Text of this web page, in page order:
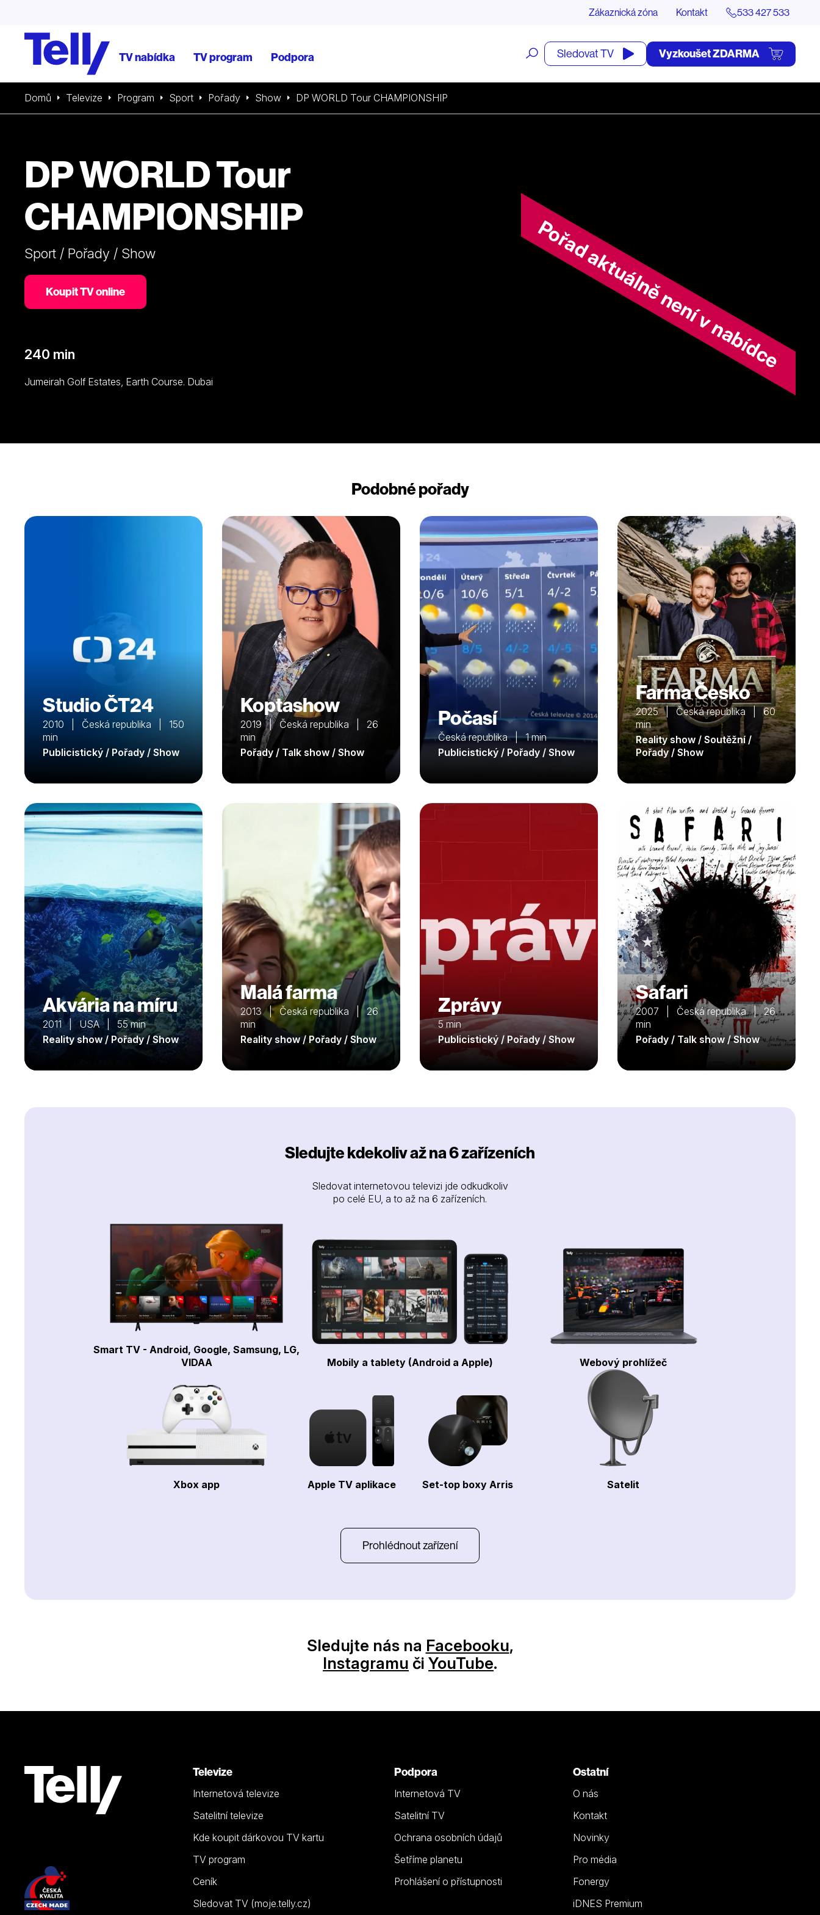
Zákaznická zóna Kontakt 533 427 533
TV nabídka TV program Podpora
Otevřít
vyhledávání
Sledovat TV Vyzkoušet ZDARMA
Domů Televize Program Sport Pořady Show DP WORLD Tour CHAMPIONSHIP
Pořad aktuálně není v nabídce
DP WORLD Tour
CHAMPIONSHIP
Sport / Pořady / Show
Koupit TV online
240 min
Jumeirah Golf Estates, Earth Course. Dubai
Podobné pořady
Studio ČT24
2010 | Česká republika | 150
min
Publicistický / Pořady / Show
Koptashow
2019 | Česká republika | 26
min
Pořady / Talk show / Show
Počasí
Česká republika | 1 min
Publicistický / Pořady / Show
Farma Česko
2025 | Česká republika | 60
min
Reality show / Soutěžní /
Pořady / Show
Akvária na míru
2011 | USA | 55 min
Reality show / Pořady / Show
Malá farma
2013 | Česká republika | 26
min
Reality show / Pořady / Show
Zprávy
5 min
Publicistický / Pořady / Show
Safari
2007 | Česká republika | 26
min
Pořady / Talk show / Show
Sledujte kdekoliv až na 6 zařízeních
Sledovat internetovou televizi jde odkudkoliv
po celé EU, a to až na 6 zařízeních.
Smart TV - Android, Google, Samsung, LG,
VIDAA
Mobily a tablety (Android a Apple) Webový prohlížeč
Xbox app Apple TV aplikace Set-top boxy Arris Satelit
Prohlédnout zařízení
Sledujte nás na Facebooku,
Instagramu či YouTube.
Televize
Internetová televize
Satelitní televize
Kde koupit dárkovou TV kartu
TV program
Ceník
Sledovat TV (moje.telly.cz)
Podpora
Internetová TV
Satelitní TV
Ochrana osobních údajů
Šetříme planetu
Prohlášení o přístupnosti
Ostatní
O nás
Kontakt
Novinky
Pro média
Fonergy
iDNES Premium